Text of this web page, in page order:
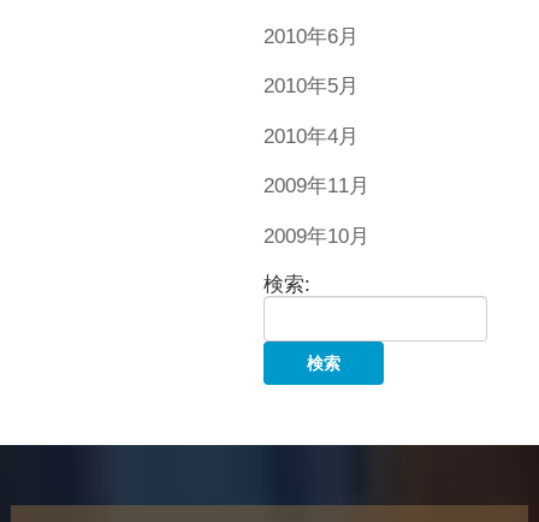
2010年6月
2010年5月
2010年4月
2009年11月
2009年10月
検索: